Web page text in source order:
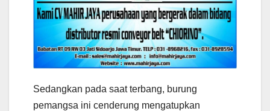
Sedangkan pada saat terbang, burung
pemangsa ini cenderung mengatupkan